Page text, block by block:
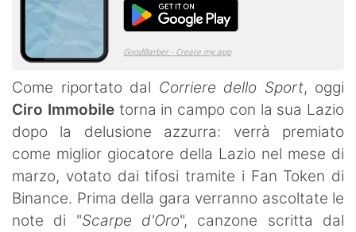
Come riportato dal Corriere dello Sport, oggi
Ciro Immobiletorna in campo con la sua Lazio
dopo la delusione azzurra: verrà premiato
come miglior giocatore della Lazio nel mese di
marzo, votato dai tifosi tramite i Fan Token di
Binance. Prima della gara verranno ascoltate le
note di "Scarpe d'Oro", canzone scritta dal